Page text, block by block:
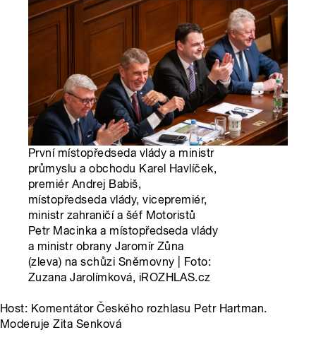
První místopředseda vlády a ministr
průmyslu a obchodu Karel Havlíček,
premiér Andrej Babiš,
místopředseda vlády, vicepremiér,
ministr zahraničí a šéf Motoristů
Petr Macinka a místopředseda vlády
a ministr obrany Jaromír Zůna
(zleva) na schůzi Sněmovny | Foto:
Zuzana Jarolímková, iROZHLAS.cz
Host: Komentátor Českého rozhlasu Petr Hartman.
Moderuje Zita Senková